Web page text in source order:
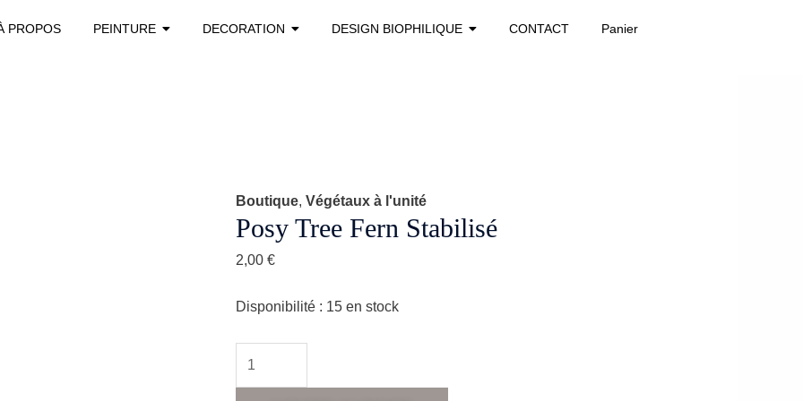
PROPOS PEINTURE DECORATION DESIGN BIOPHILIQUE CONTACT Panier
Boutique,Végétaux à l'unité
Posy Tree Fern Stabilisé
2,00€
Disponibilité : 15 en stock
de